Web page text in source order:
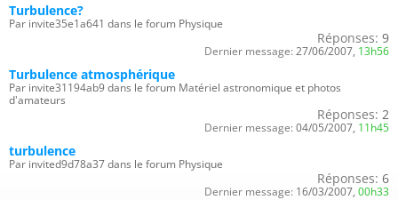
Turbulence?
Par invite35e1a641 dans le forum Physique
Réponses: 9
Dernier message: 27/06/2007, 13h56
Turbulence atmosphérique
Par invite31194ab9 dans le forum Matériel astronomique et photos
d'amateurs
Réponses: 2
Dernier message: 04/05/2007, 11h45
turbulence
Par invited9d78a37 dans le forum Physique
Réponses: 6
Dernier message: 16/03/2007, 00h33